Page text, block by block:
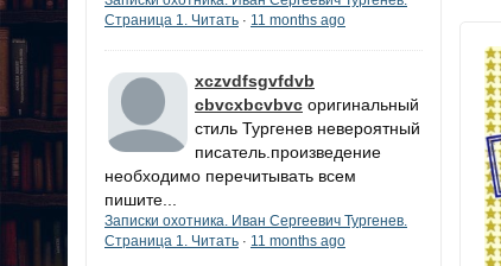
Страница 1. Читать · 11 months ago
xczvdfsgvfdvb
cbvcxbcvbvc оригинальный
стиль Тургенев невероятный
писатель.произведение
необходимо перечитывать всем
пишите...
Записки охотника. Иван Сергеевич Тургенев.
Страница 1. Читать · 11 months ago